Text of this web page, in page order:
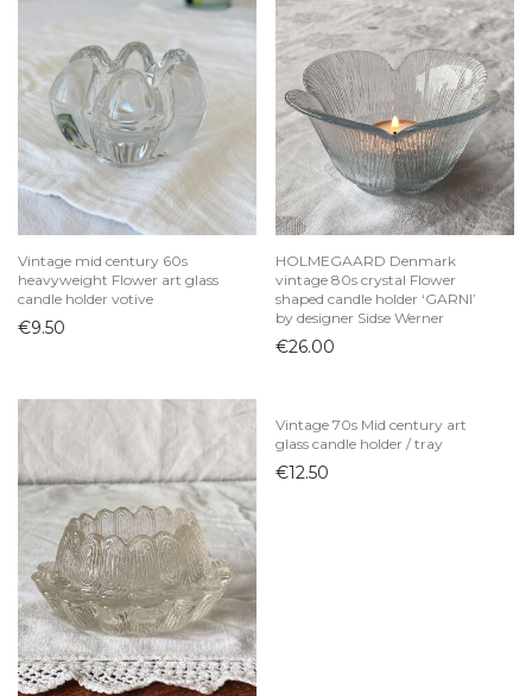
Dovanų kuponai
Hobiams
Indai
Arbatinukai
Ąsočiai
Biriems produktams
Cukrinės
Desertinės lėkštutės
Dubenys
Kavai ir arbatai
Kepimo indai
Ledainės ir desertinės
Lėkštės
Padažinės
Padėklai
Padėkliukai
Pieninukės
Puodai ir keptuvės
Vintage mid century 60s
heavyweight Flower art glass
candle holder votive
€9.50
HOLMEGAARD Denmark
vintage 80s crystal Flower
shaped candle holder ‘GARNI’
by designer Sidse Werner
€26.00
Vintage 70s Mid century art
glass candle holder / tray
€12.50